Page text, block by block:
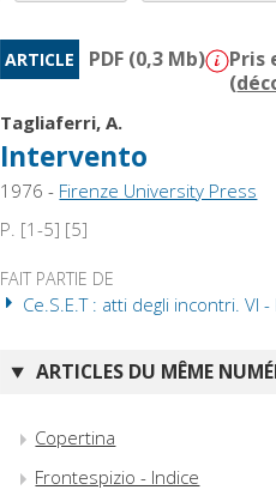
ARTICLE PDF (0,3 Mb)
Pris
(
Tagliaferri, A.
Intervento
1976 - Firenze University Press
P. [1-5] [5]
FAIT PARTIE DE
Ce.S.E.T : atti degli incontri.
ARTICLES DU MÊME
Copertina
Frontespizio - Indice